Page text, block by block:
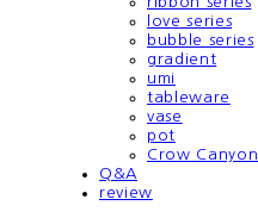
love series
bubble series
gradient
umi
tableware
vase
pot
Crow Canyon
Q&A
review